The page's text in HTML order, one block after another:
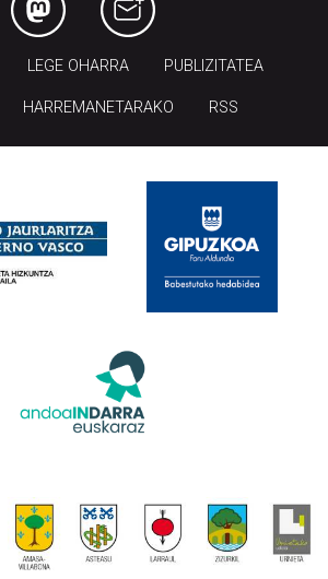
LEGE OHARRA PUBLIZITATEA
HARREMANETARAKO RSS